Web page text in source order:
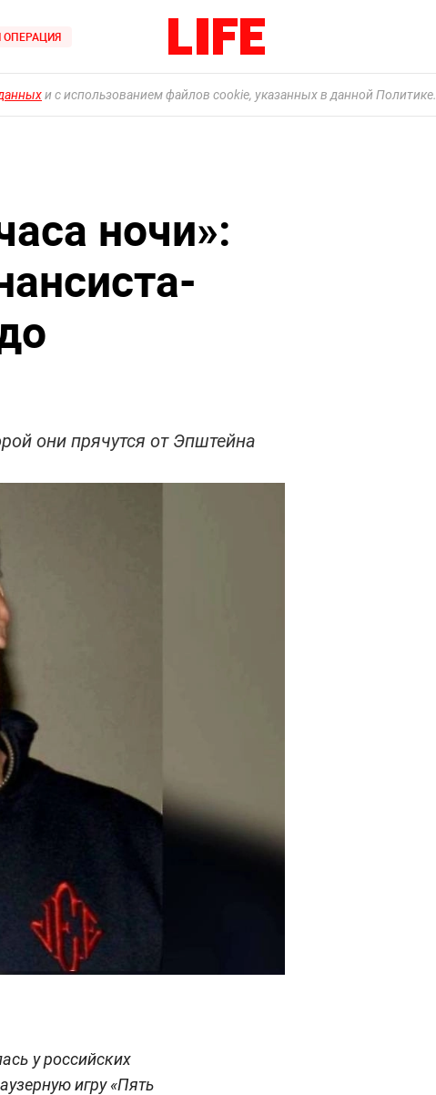
и с использованием файлов cookie, указанных в данной Политике.
ночи»:
они прячутся от Эпштейна
у российских
игру «Пять